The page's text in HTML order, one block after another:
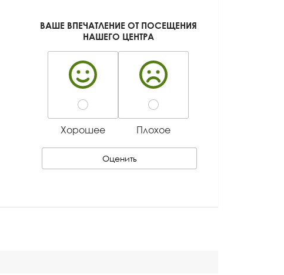
ВАШЕ ВПЕЧАТЛЕНИЕ ОТ ПОСЕЩЕНИЯ
НАШЕГО ЦЕНТРА
Хорошее Плохое
Оценить